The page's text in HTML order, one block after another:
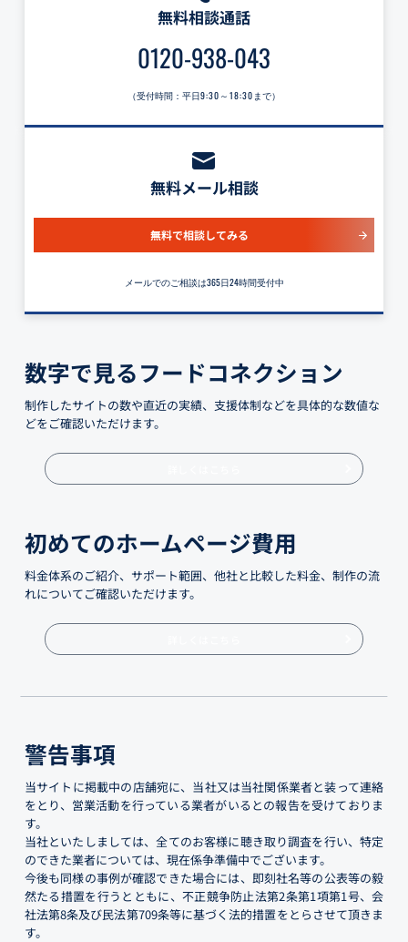
無料相談通話
0120-938-043
（受付時間：平日9:30～18:30 まで）
無料メール相談
無料で相談してみる
メールでのご相談は365日24時間受付中
数字で見るフードコネクション
制作したサイトの数や直近の実績、支援体制などを具体的な数値な
どをご確認いただけます。
初めてのホームページ費用
料金体系のご紹介、サポート範囲、他社と比較した料金、制作の流
れについてご確認いただけます。
警告事項
当サイトに掲載中の店舗宛に、当社又は当社関係業者と装って連絡
をとり、営業活動を行っている業者がいるとの報告を受けておりま
す。
当社といたしましては、全てのお客様に聴き取り調査を行い、特定
のできた業者については、現在係争準備中でございます。
今後も同様の事例が確認できた場合には、即刻社名等の公表等の毅
然たる措置を行うとともに、不正競争防止法第2条第1項第1号、会
社法第8条及び民法第709条等に基づく法的措置をとらさせて頂きま
す。